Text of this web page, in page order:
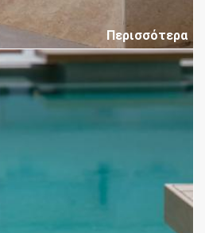
Περισσότερα